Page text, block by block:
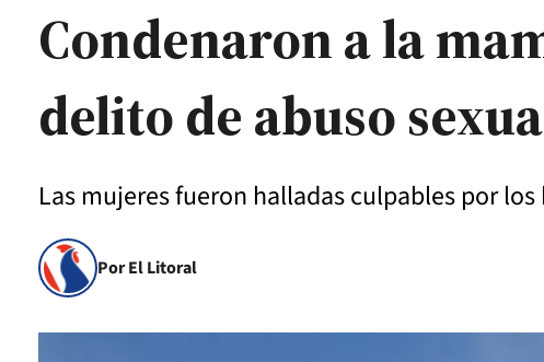
Condenaron a la
delito de abuso
Las mujeres fueron halladas culpables por
Por El Litoral